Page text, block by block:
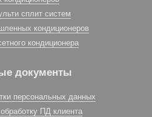
сплит систем
кондиционеров
кондиционера
документы
персональных данных
ПД клиента